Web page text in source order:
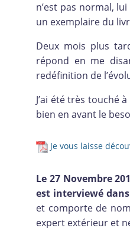
n’est pas normal,
un exemplaire du
Deux mois plus
répond en me
redéfinition de
J’ai été très touché
bien en avant le
Je vous laisse
Le 27 Novembre
est interviewé
et comporte de
expert extérieur et